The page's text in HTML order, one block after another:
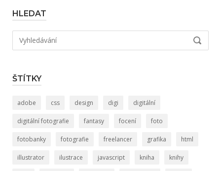
HLEDAT
Hledat:
ŠTÍTKY
adobe css design digi digitální
digitální fotografie fantasy focení foto
fotobanky fotografie freelancer grafika html
illustrator ilustrace javascript kniha knihy